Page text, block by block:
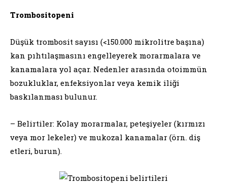
Trombositopeni
Düşük trombosit sayısı (<150.000 mikrolitre başına)
kan pıhtılaşmasını engelleyerek morarmalara ve
kanamalara yol açar. Nedenler arasında otoimmün
bozukluklar, enfeksiyonlar veya kemik iliği
baskılanması bulunur.
– Belirtiler: Kolay morarmalar, peteşiyeler (kırmızı
veya mor lekeler) ve mukozal kanamalar (örn. diş
etleri, burun).